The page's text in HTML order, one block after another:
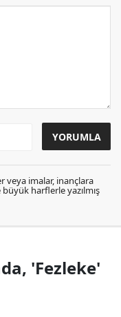
veya imalar, inançlara
büyük harflerle yazılmış
'Fezleke'